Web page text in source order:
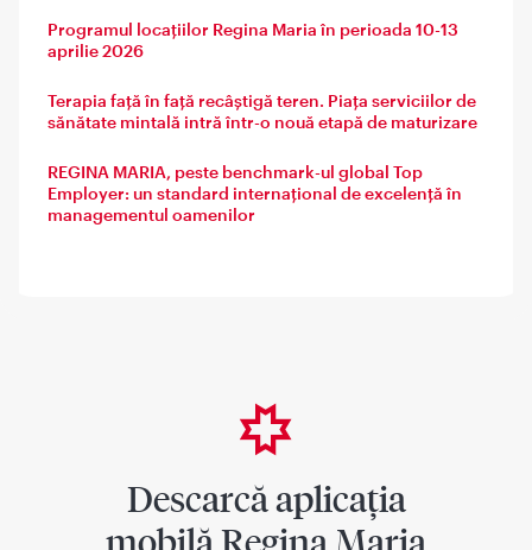
Programul locațiilor Regina Maria în perioada 10-13
aprilie 2026
Terapia față în față recâștigă teren. Piața serviciilor de
sănătate mintală intră într-o nouă etapă de maturizare
REGINA MARIA, peste benchmark-ul global Top
Employer: un standard internațional de excelență în
managementul oamenilor
Descarcă aplicația